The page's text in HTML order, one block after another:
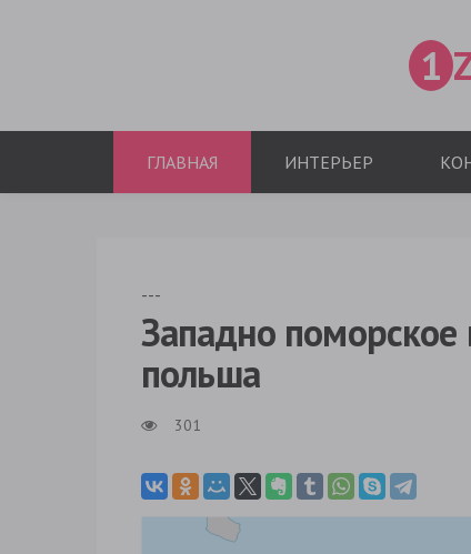
1
ГЛАВНАЯ ИНТЕРЬЕР
---
Западно поморское
польша
301